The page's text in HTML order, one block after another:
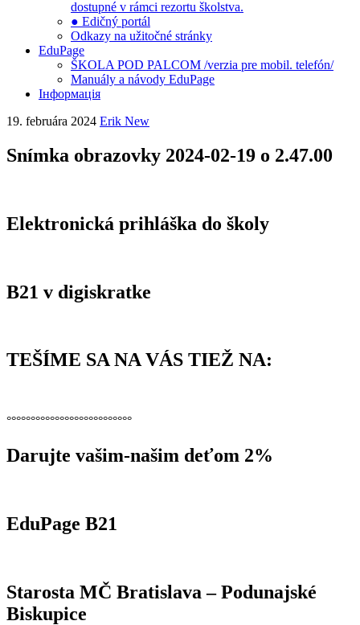
dostupné v rámci rezortu školstva.
● Edičný portál
Odkazy na užitočné stránky
EduPage
ŠKOLA POD PALCOM /verzia pre mobil. telefón/
Manuály a návody EduPage
Інформація
19. februára 2024 Erik New
Snímka obrazovky 2024-02-19 o 2.47.00
Elektronická prihláška do školy
B21 v digiskratke
TEŠÍME SA NA VÁS TIEŽ NA:
°°°°°°°°°°°°°°°°°°°°°°°°°°
Darujte vašim-našim deťom 2%
EduPage B21
Starosta MČ Bratislava – Podunajské
Biskupice